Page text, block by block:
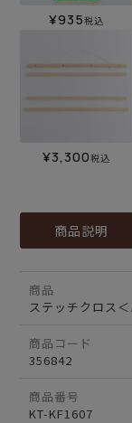
¥935税込
¥3,300税込
商品説明
商品
ステッチクロス
商品コード
356842
商品番号
KT-KF1607